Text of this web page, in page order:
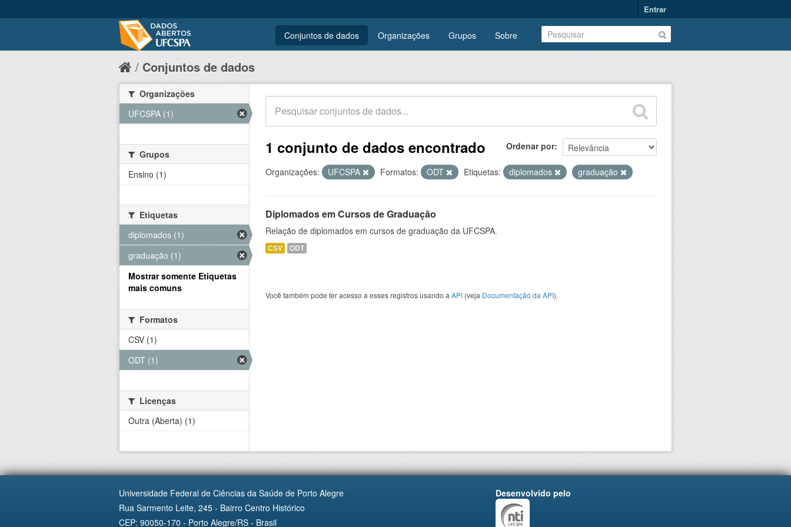
Entrar
Conjuntos de dados Organizações Grupos Sobre
Conjuntos de dados
Ordenar por
1 conjunto de dados encontrado
Organizações: UFCSPA Formatos: ODT Etiquetas: diplomados graduação
Diplomados em Cursos de Graduação
Relação de diplomados em cursos de graduação da UFCSPA.
CSV ODT
Você também pode ter acesso a esses registros usando a API (veja Documentação da API).
Organizações
UFCSPA (1)
Grupos
Ensino (1)
Etiquetas
diplomados (1)
graduação (1)
Mostrar somente Etiquetas
mais comuns
Formatos
CSV (1)
ODT (1)
Licenças
Outra (Aberta) (1)
Universidade Federal de Ciências da Saúde de Porto Alegre
Rua Sarmento Leite, 245 - Bairro Centro Histórico
CEP: 90050-170 - Porto Alegre/RS - Brasil
Desenvolvido pelo